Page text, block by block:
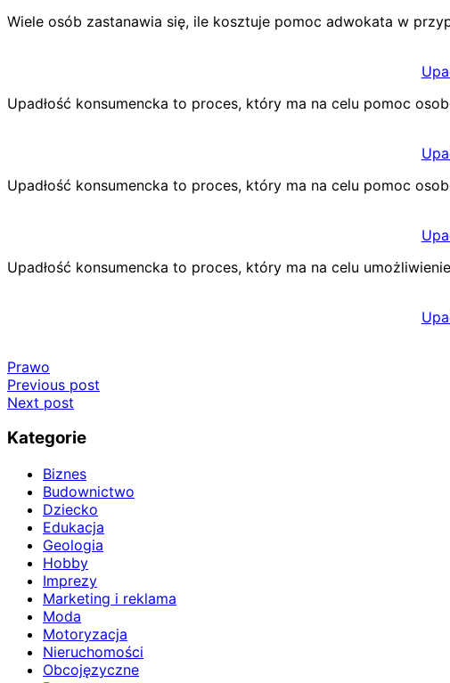
Wiele osób zastanawia się, ile kosztuje pomoc adwokata w
Upadłość konsumencka to proces, który ma na celu pomoc
Upadłość konsumencka to proces, który ma na celu pomoc
Upadłość konsumencka to proces, który ma na celu
Prawo
Nawigacja
wpisu
Previous post
Next post
Kategorie
Biznes
Budownictwo
Dziecko
Edukacja
Geologia
Hobby
Imprezy
Marketing i reklama
Moda
Motoryzacja
Nieruchomości
Obcojęzyczne